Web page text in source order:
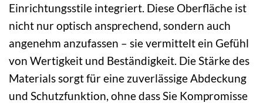
Einrichtungsstile integriert. Diese Oberfläche ist
nicht nur optisch ansprechend, sondern auch
angenehm anzufassen – sie vermittelt ein Gefühl
von Wertigkeit und Beständigkeit. Die Stärke des
Materials sorgt für eine zuverlässige Abdeckung
und Schutzfunktion, ohne dass Sie Kompromisse